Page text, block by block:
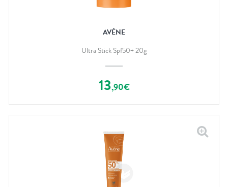
AVÈNE
Ultra Stick Spf50+ 20g
13,90€